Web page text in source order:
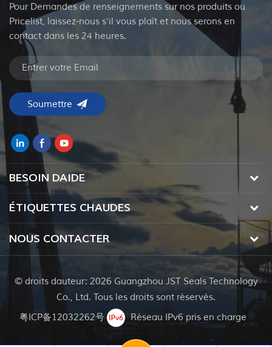
Pour Demandes de renseignements sur nos produits ou
Pricelist, laissez-nous s'il vous plaît et nous serons en
contact dans les 24 heures.
BESOIN DAIDE
ÉTIQUETTES CHAUDES
NOUS CONTACTER
© droits dauteur: 2026 Guangzhou JST Seals Technology
Co., Ltd. Tous les droits sont réservés.
粤ICP备12032262号
Réseau IPv6 pris en charge